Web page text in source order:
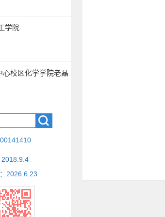
学院
校区化学学院老晶
2018 9 4
2026 6 23